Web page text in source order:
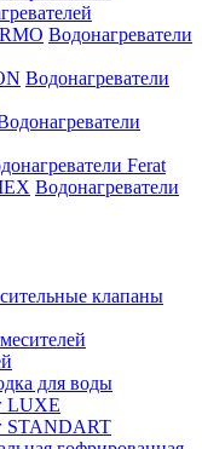
Водонагреватели
Водонагреватели
Ferat
Водонагреватели
клапаны
для воды
LUXE
STANDART